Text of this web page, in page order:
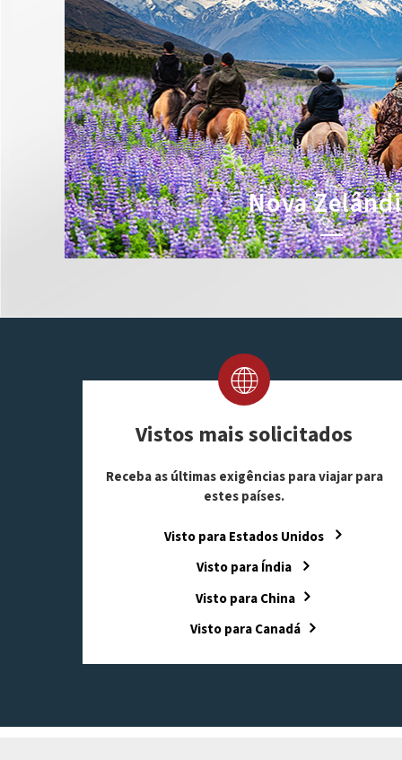
Nova
Vistos mais solicitados
Receba as últimas exigências para viajar para
estes países.
Visto para Estados Unidos
Visto para Índia
Visto para China
Visto para Canadá